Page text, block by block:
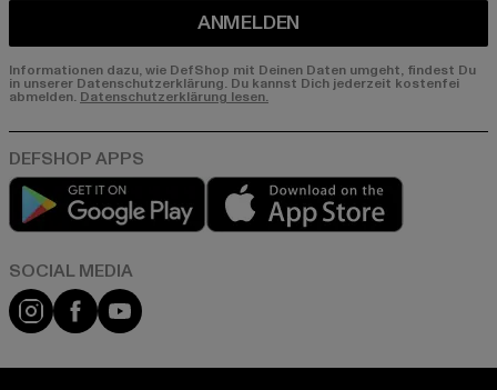
ANMELDEN
Informationen dazu, wie DefShop mit Deinen Daten umgeht, findest Du
in unserer Datenschutzerklärung. Du kannst Dich jederzeit kostenfei
abmelden. Datenschutzerklärung lesen.
Play market
Instagram
FacebookYouTube